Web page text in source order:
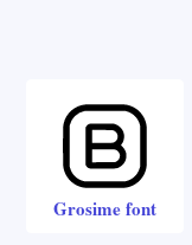
Grosime font